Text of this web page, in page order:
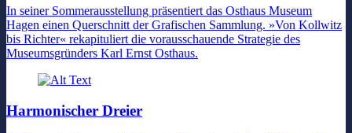
In seiner Sommerausstellung präsentiert das Osthaus Museum
Hagen einen Querschnitt der Grafischen Sammlung. »Von Kollwitz
bis Richter« rekapituliert die vorausschauende Strategie des
Museumsgründers Karl Ernst Osthaus.
Harmonischer Dreier